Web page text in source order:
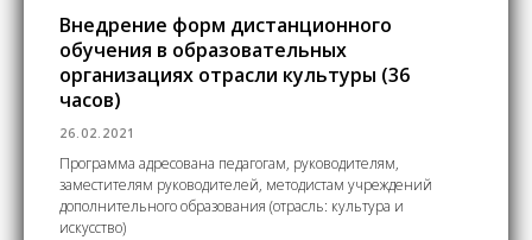
Внедрение форм дистанционного
обучения в образовательных
организациях отрасли культуры (36
часов)
26.02.2021
Программа адресована педагогам, руководителям,
заместителям руководителей, методистам учреждений
дополнительного образования (отрасль: культура и
искусство)